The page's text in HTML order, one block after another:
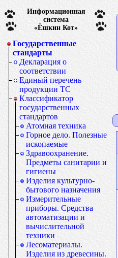
Информационная
система
«Ёшкин Кот»
Государственные
стандарты
Декларация о
соответствии
Единый перечень
продукции ТС
Классификатор
государственных
стандартов
Атомная техника
Горное дело. Полезные
ископаемые
Здравоохранение.
Предметы санитарии и
гигиены
Изделия культурно-
бытового назначения
Измерительные
приборы. Средства
автоматизации и
вычислительной
техники
Лесоматериалы.
Изделия из древесины.